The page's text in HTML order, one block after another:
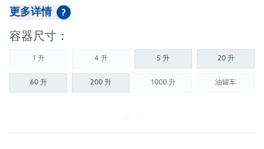
更多详情 ?
容器尺寸：
1 升(Not available) 4 升(Not available) 5 升 20 升
60 升 200 升 1000 升(Not available) 油罐车
(Not